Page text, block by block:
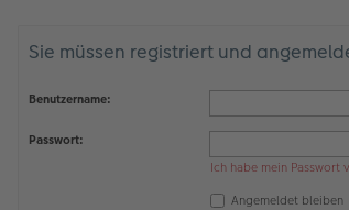
Sie müssen registriert und
Benutzername:
Passwort:
Ich habe mein Passwort
Angemeldet bleiben